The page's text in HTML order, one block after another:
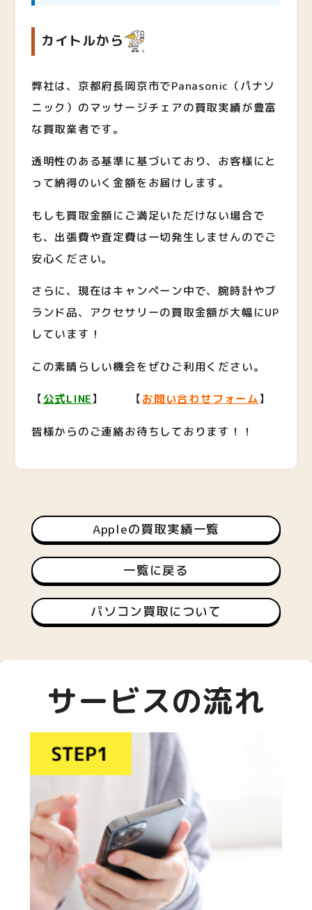
カイトルから
弊社は、京都府長岡京市でPanasonic（パナソ
ニック）のマッサージチェアの買取実績が豊富
な買取業者です。
透明性のある基準に基づいており、お客様にと
って納得のいく金額をお届けします。
もしも買取金額にご満足いただけない場合で
も、出張費や査定費は一切発生しませんのでご
安心ください。
さらに、現在はキャンペーン中で、腕時計やブ
ランド品、アクセサリーの買取金額が大幅にUP
しています！
この素晴らしい機会をぜひご利用ください。
【公式LINE】 【お問い合わせフォーム】
皆様からのご連絡お待ちしております！！
Appleの買取実績一覧
一覧に戻る
パソコン買取について
サービスの流れ